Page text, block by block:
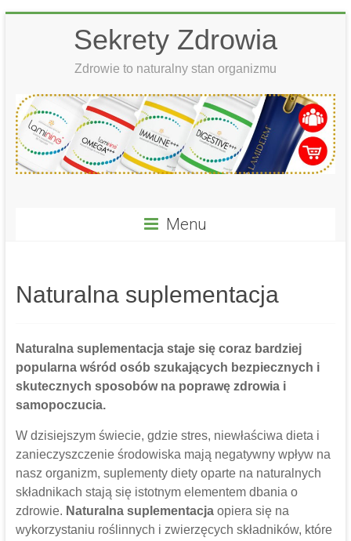
Sekrety Zdrowia
Zdrowie to naturalny stan organizmu
Menu
Naturalna suplementacja
Naturalna suplementacjastaje się coraz bardziej
popularna wśród osób szukających bezpiecznych i
skutecznych sposobów na poprawę zdrowia i
samopoczucia.
W dzisiejszym świecie, gdzie stres, niewłaściwa dieta i
zanieczyszczenie środowiska mają negatywny wpływ na
nasz organizm, suplementy diety oparte na naturalnych
składnikach stają się istotnym elementem dbania o
zdrowie. Naturalna suplementacjaopiera się na
wykorzystaniu roślinnych i zwierzęcych składników, które